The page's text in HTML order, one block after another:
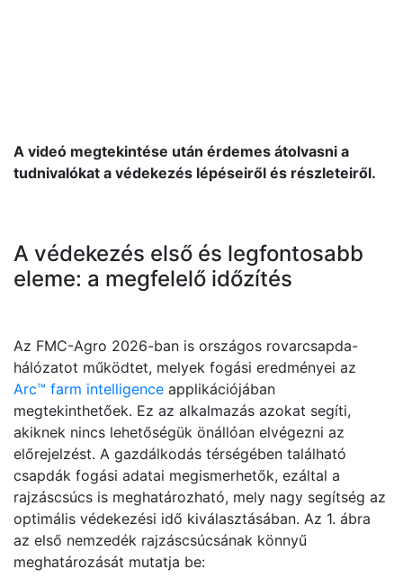
A videó megtekintése után érdemes átolvasni a
tudnivalókat a védekezés lépéseiről és részleteiről.
A védekezés első és legfontosabb
eleme: a megfelelő időzítés
Az FMC-Agro 2026-ban is országos rovarcsapda-
hálózatot működtet, melyek fogási eredményei az
Arc™ farm intelligence applikációjában
megtekinthetőek. Ez az alkalmazás azokat segíti,
akiknek nincs lehetőségük önállóan elvégezni az
előrejelzést. A gazdálkodás térségében található
csapdák fogási adatai megismerhetők, ezáltal a
rajzáscsúcs is meghatározható, mely nagy segítség az
optimális védekezési idő kiválasztásában. Az 1. ábra
az első nemzedék rajzáscsúcsának könnyű
meghatározását mutatja be: